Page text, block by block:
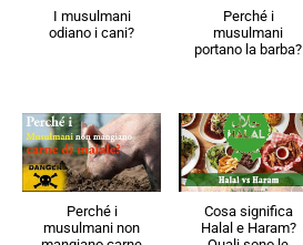
I musulmani
odiano i cani?
Perché i
musulmani
portano la barba?
Perché i
musulmani non
Cosa significa
Halal e Haram?